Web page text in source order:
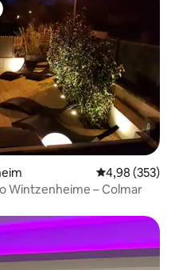
Priemerné
4,98 (353)
Wintzenheime – Colmar